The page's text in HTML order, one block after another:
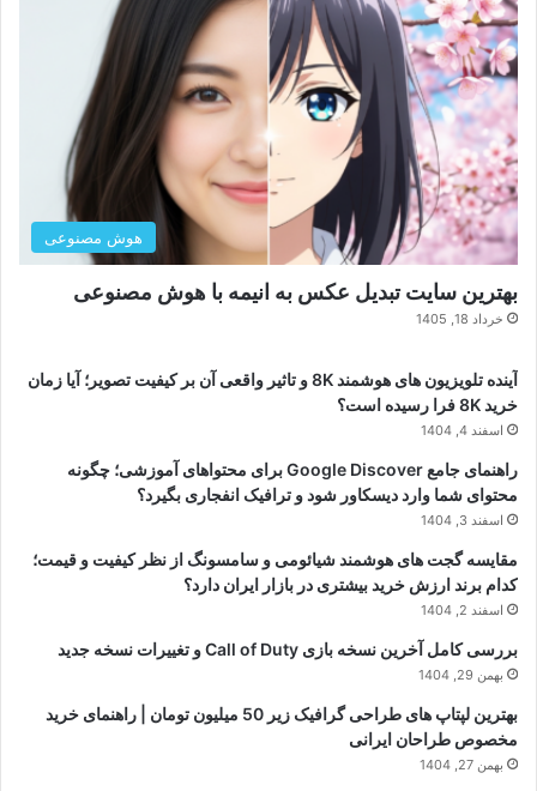
هوش مصنوعی
بهترین سایت تبدیل عکس به انیمه با هوش مصنوعی
خرداد 18, 1405
آینده تلویزیون های هوشمند 8K و تاثیر واقعی آن بر کیفیت تصویر؛ آیا زمان
خرید 8K فرا رسیده است؟
اسفند 4, 1404
راهنمای جامع Google Discover برای محتواهای آموزشی؛ چگونه
محتوای شما وارد دیسکاور شود و ترافیک انفجاری بگیرد؟
اسفند 3, 1404
مقایسه گجت های هوشمند شیائومی و سامسونگ از نظر کیفیت و قیمت؛
کدام برند ارزش خرید بیشتری در بازار ایران دارد؟
اسفند 2, 1404
بررسی کامل آخرین نسخه بازی Call of Duty و تغییرات نسخه جدید
بهمن 29, 1404
بهترین لپتاپ های طراحی گرافیک زیر 50 میلیون تومان | راهنمای خرید
مخصوص طراحان ایرانی
بهمن 27, 1404